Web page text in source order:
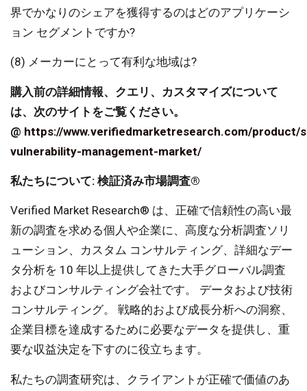
界でかなりのシェアを獲得するのはどのアプリケーシ
ョン セグメントですか?
(8) メーカーにとって有利な地域は?
購入前の詳細情報、クエリ、カスタマイズについて
は、次のサイトをご覧ください。
@ https://www.verifiedmarketresearch.com/product/
vulnerability-management-market/
私たちについて: 検証済み市場調査®
Verified Market Research® は、正確で信頼性の高い最
新の調査を求める個人や企業に、高度な分析調査ソリ
ューション、カスタム コンサルティング、詳細なデー
タ分析を 10 年以上提供してきた大手グローバル調査
およびコンサルティング会社です。 データおよび技術
コンサルティング。 戦略的および成長分析への洞察、
企業目標を達成するために必要なデータを提供し、重
要な収益決定を下すのに役立ちます。
私たちの調査研究は、クライアントが正確で価値のあ